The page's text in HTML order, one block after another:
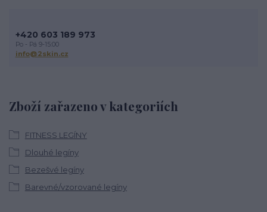
Zboží zařazeno v kategoriích
FITNESS LEGÍNY
Dlouhé legíny
Bezešvé legíny
Barevné/vzorované legíny
+420 603 189 973
Po - Pá 9-15:00
info@2skin.cz